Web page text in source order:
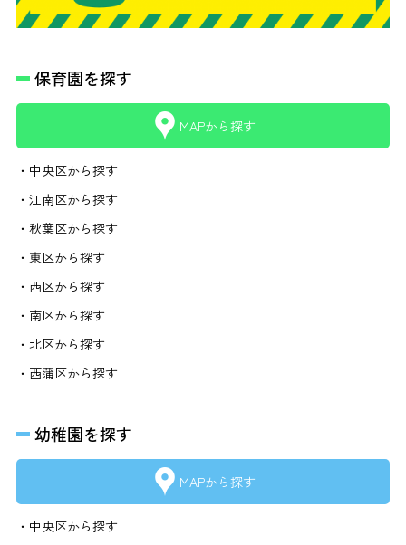
保育園を探す
MAPから探す
・中央区から探す
・江南区から探す
・秋葉区から探す
・東区から探す
・西区から探す
・南区から探す
・北区から探す
・西蒲区から探す
幼稚園を探す
MAPから探す
・中央区から探す